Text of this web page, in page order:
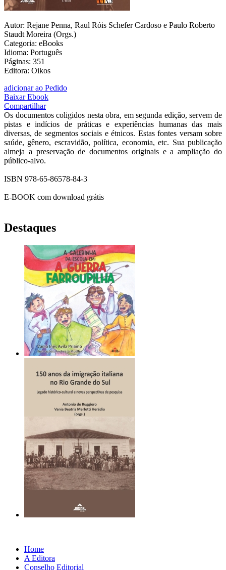
Autor: Rejane Penna, Raul Róis Schefer Cardoso e Paulo Roberto
Staudt Moreira (Orgs.)
Categoria: eBooks
Idioma: Português
Páginas: 351
Editora: Oikos
adicionar ao Pedido
Baixar Ebook
Compartilhar
Os documentos coligidos nesta obra, em segunda edição, servem de
pistas e indícios de práticas e experiências humanas das mais
diversas, de segmentos sociais e étnicos. Estas fontes versam sobre
saúde, gênero, escravidão, política, economia, etc. Sua publicação
almeja a preservação de documentos originais e a ampliação do
público-alvo.
ISBN 978-65-86578-84-3
E-BOOK com download grátis
Destaques
Home
A Editora
Conselho Editorial